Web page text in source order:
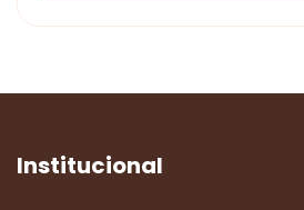
Institucional